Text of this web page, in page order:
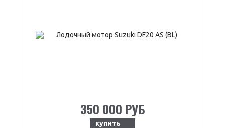
350 000 РУБ
купить